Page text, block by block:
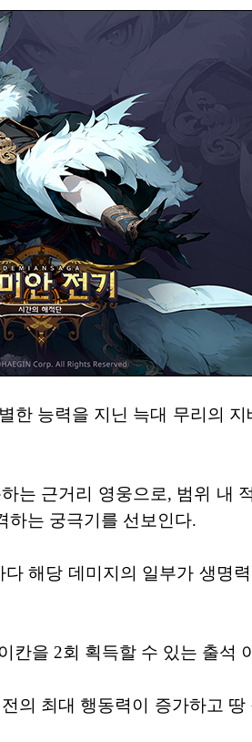
능력을 지닌 늑대 무리의
는 근거리 영웅으로, 범위 내
하는 궁극기를 선보인다.
해당 데미지의 일부가 생명
칸을 2회 획득할 수 있는 출석
의 최대 행동력이 증가하고